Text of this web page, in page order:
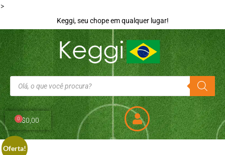
>
Keggi, seu chope em qualquer lugar!
R$0,00
0
Oferta!